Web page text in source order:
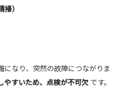
）
になり、突然の故障につながりま
やすいため、点検が不可欠です。